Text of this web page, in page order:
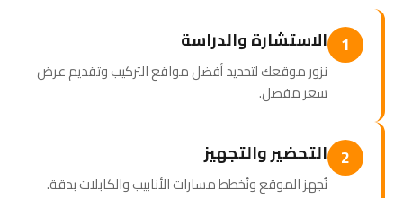
1 الاستشارة والدراسة
نزور موقعك لتحديد أفضل مواقع التركيب وتقديم عرض
سعر مفصل.
2 التحضير والتجهيز
نُجهز الموقع ونُخطط مسارات الأنابيب والكابلات بدقة.